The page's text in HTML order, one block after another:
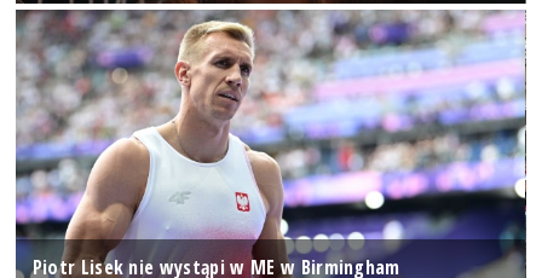
Piotr Lisek nie wystąpi w ME w Birmingham